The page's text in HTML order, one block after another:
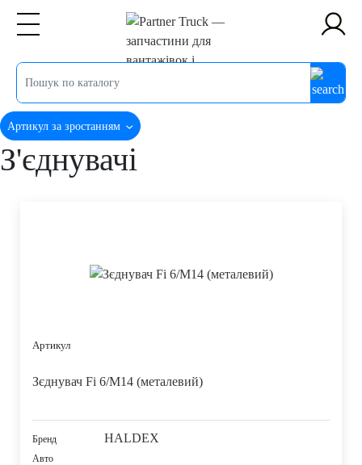
Артикул за зростанням
З'єднувачі
Артикул
Зєднувач Fi 6/M14 (металевий)
Бренд HALDEX
Авто